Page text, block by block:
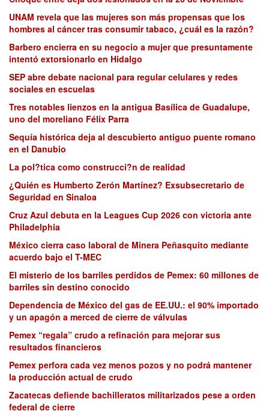
UNAM revela que las mujeres son más propensas que los
hombres al cáncer tras consumir tabaco, ¿cuál es la razón?
Barbero encierra en su negocio a mujer que presuntamente
intentó extorsionarlo en Hidalgo
SEP abre debate nacional para regular celulares y redes
sociales en escuelas
Tres notables lienzos en la antigua Basílica de Guadalupe,
uno del moreliano Félix Parra
Sequía histórica deja al descubierto antiguo puente romano
en el Danubio
La pol?tica como construcci?n de realidad
¿Quién es Humberto Zerón Martínez? Exsubsecretario de
Seguridad en Sinaloa
Cruz Azul debuta en la Leagues Cup 2026 con victoria ante
Philadelphia
México cierra caso laboral de Minera Peñasquito mediante
acuerdo bajo el T-MEC
El misterio de los barriles perdidos de Pemex: 60 millones de
barriles sin destino conocido
Dependencia de México del gas de EE.UU.: el 90% importado
y un apagón a merced de cierre de válvulas
Pemex “regala” crudo a refinación para mejorar sus
resultados financieros
Pemex perfora cada vez menos pozos y no podrá mantener
la producción actual de crudo
Zacatecas defiende bachilleratos militarizados pese a orden
federal de cierre